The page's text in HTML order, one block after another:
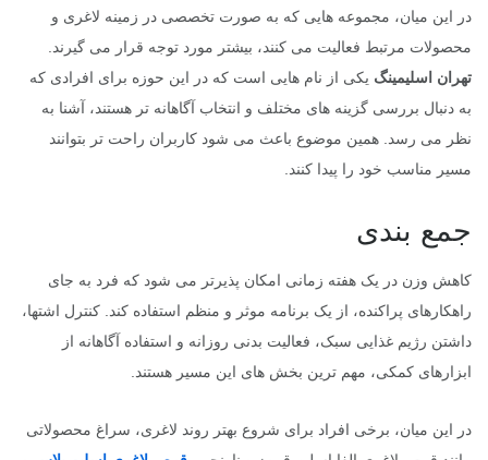
در این میان، مجموعه هایی که به صورت تخصصی در زمینه لاغری و
محصولات مرتبط فعالیت می کنند، بیشتر مورد توجه قرار می گیرند.
تهران اسلیمینگ یکی از نام هایی است که در این حوزه برای افرادی که
به دنبال بررسی گزینه های مختلف و انتخاب آگاهانه تر هستند، آشنا به
نظر می رسد. همین موضوع باعث می شود کاربران راحت تر بتوانند
مسیر مناسب خود را پیدا کنند.
جمع بندی
کاهش وزن در یک هفته زمانی امکان پذیرتر می شود که فرد به جای
راهکارهای پراکنده، از یک برنامه موثر و منظم استفاده کند. کنترل اشتها،
داشتن رژیم غذایی سبک، فعالیت بدنی روزانه و استفاده آگاهانه از
ابزارهای کمکی، مهم ترین بخش های این مسیر هستند.
در این میان، برخی افراد برای شروع بهتر روند لاغری، سراغ محصولاتی